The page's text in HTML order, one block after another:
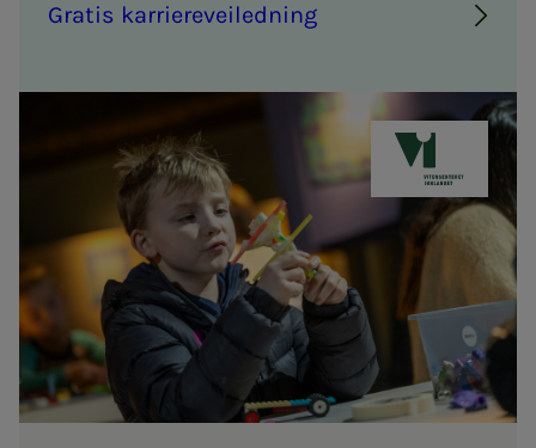
Gra­­­tis kar­rie­r­e­vei­­­led­­­ning